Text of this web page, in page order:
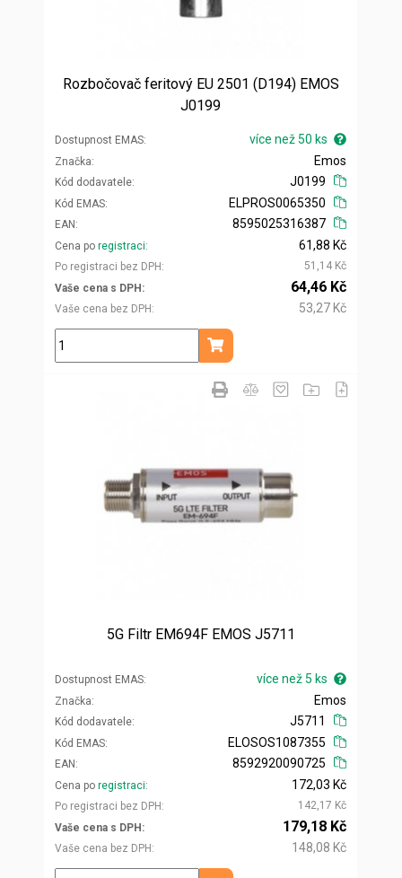
Rozbočovač feritový EU 2501 (D194) EMOS
J0199
Dostupnost EMAS více než 50 ks
Značka
Kód dodavatele
Emos
J0199
Kód EMAS
EAN
ELPROS0065350
8595025316387
Cena po registraci
Po registraci bez DPH
61,88 Kč
51,14 Kč
Vaše cena s DPH
Vaše cena bez DPH
64,46 Kč
53,27 Kč
ks
Přidat do košíku
5G Filtr EM694F EMOS J5711
Dostupnost EMAS více než 5 ks
Značka
Kód dodavatele
Emos
J5711
Kód EMAS
EAN
ELOSOS1087355
8592920090725
Cena po registraci
Po registraci bez DPH
172,03 Kč
142,17 Kč
Vaše cena s DPH
Vaše cena bez DPH
179,18 Kč
148,08 Kč